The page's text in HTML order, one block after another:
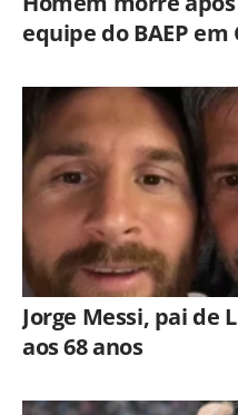
equipe do BAEP em
Jorge Messi, pai de
aos 68 anos